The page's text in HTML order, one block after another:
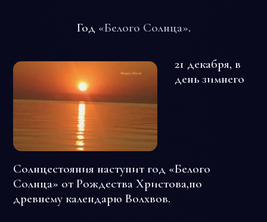
Год «Белого Солнца».
21 декабря, в
день зимнего
Солнцестояния наступит год «Белого
Солнца» от Рождества Христова,по
древнему календарю Волхвов.